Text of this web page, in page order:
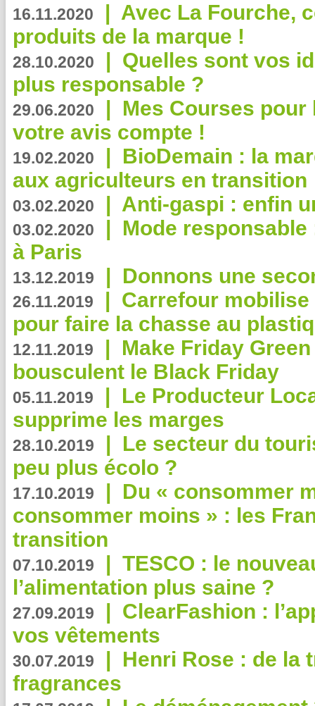
16.11.2020 | Avec La Fourche,
produits de la marque !
28.10.2020 | Quelles sont vos
plus responsable ?
29.06.2020 | Mes Courses pour
votre avis compte !
19.02.2020 | BioDemain : la
aux agriculteurs en transition
03.02.2020 | Anti-gaspi : enfin
03.02.2020 | Mode
à Paris
13.12.2019 | Donnons une
26.11.2019 | Carrefour
pour faire la chasse au
12.11.2019 | Make Friday
bousculent le Black Friday
05.11.2019 | Le Producteur
supprime les marges
28.10.2019 | Le secteur du
peu plus écolo ?
17.10.2019 | Du « consommer
consommer moins » : les
transition
07.10.2019 | TESCO : le
l’alimentation plus saine ?
27.09.2019 | ClearFashion :
vos vêtements
30.07.2019 | Henri Rose : de la
fragrances